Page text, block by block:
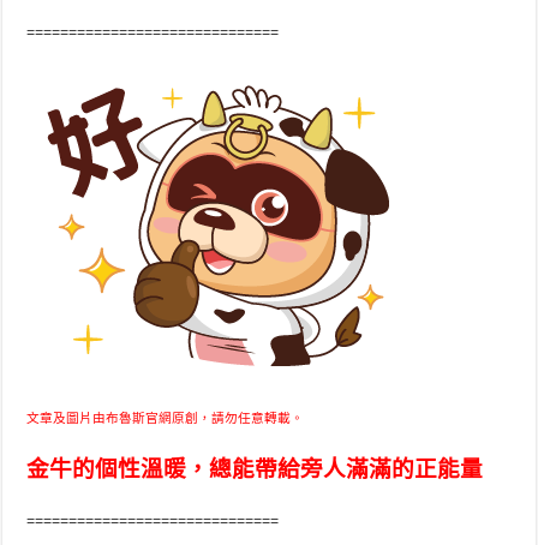
==============================
文章及圖片由布魯斯官網原創，請勿任意轉載。
金牛的個性溫暖，總能帶給旁人滿滿的正能量
==============================